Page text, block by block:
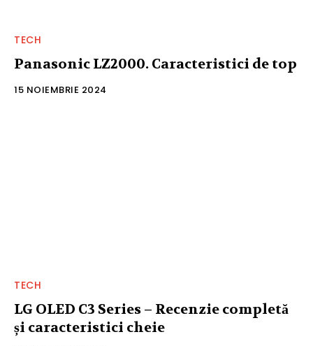
TECH
Panasonic LZ2000. Caracteristici de top
15 NOIEMBRIE 2024
TECH
LG OLED C3 Series – Recenzie completă
și caracteristici cheie